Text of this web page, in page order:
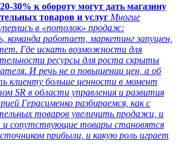
30% к обороту могут дать магазину
товаров и услуг Многие
в «потолок» продаж:
команда работает, маркетинг запущен,
Где искать возможности для
ресурсы для роста скрыты
И речь не о повышении цен, а об
клиенту больше ценности в момент
SR в области управления и развития
Герасименко разбираемся, как с
товаров увеличить продажи, и
и сопутствующие товары становятся
прибыли, и какую роль играет